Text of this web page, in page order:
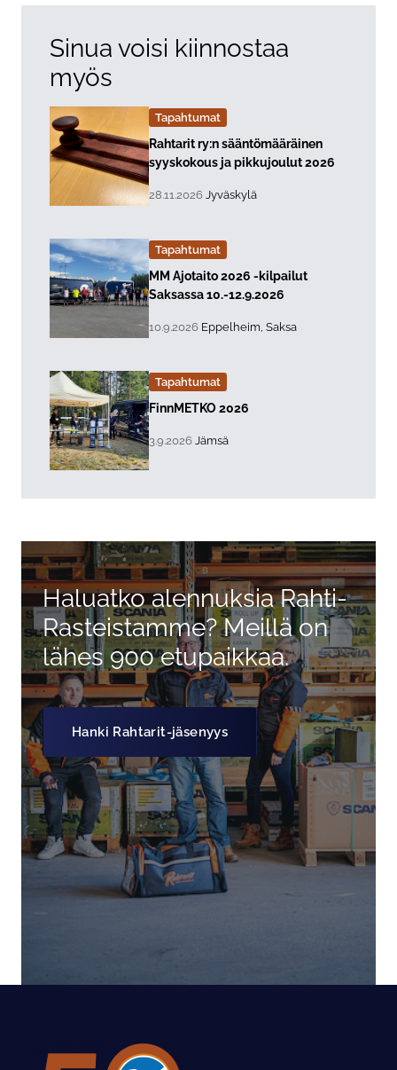
Sinua voisi kiinnostaa
myös
Tapahtumat
Lue lisää about event "
Rahtarit ry:n sääntömääräinen
syyskokous ja pikkujoulut 2026
, Tapahtuman päiväys:
28.11.2026 Sijainti:
Jyväskylä
Tapahtumat
Lue lisää about event "
MM Ajotaito 2026 -kilpailut
Saksassa 10.-12.9.2026
, Tapahtuman päiväys:
10.9.2026 Sijainti:
Eppelheim, Saksa
Tapahtumat
Lue lisää about event "
FinnMETKO 2026
, Tapahtuman päiväys:
3.9.2026 Sijainti:
Jämsä
Haluatko alennuksia Rahti-
Rasteistamme? Meillä on
lähes 900 etupaikkaa.
Hanki Rahtarit-jäsenyys